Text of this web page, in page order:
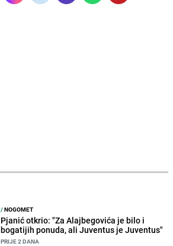
/NOGOMET
Pjanić otkrio: "Za Alajbegovića je bilo i
bogatijih ponuda, ali Juventus je Juventus"
PRIJE 2 DANA